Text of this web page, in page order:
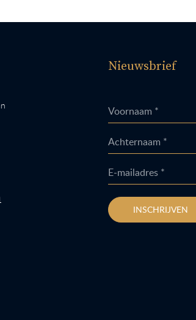
Nieuwsbrief
Voornaam *
Achternaam *
E-mailadres *
INSCHRIJVEN